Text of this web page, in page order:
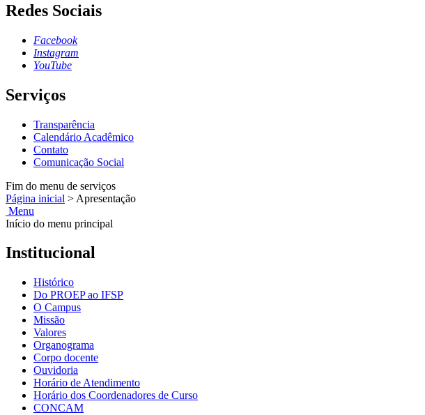
Redes Sociais
Facebook
Instagram
YouTube
Serviços
Transparência
Calendário Acadêmico
Contato
Comunicação Social
Fim do menu de serviços
Página inicial > Apresentação
Menu
Início do menu principal
Institucional
Histórico
Do PROEP ao IFSP
O Campus
Missão
Valores
Organograma
Corpo docente
Ouvidoria
Horário de Atendimento
Horário dos Coordenadores de Curso
CONCAM